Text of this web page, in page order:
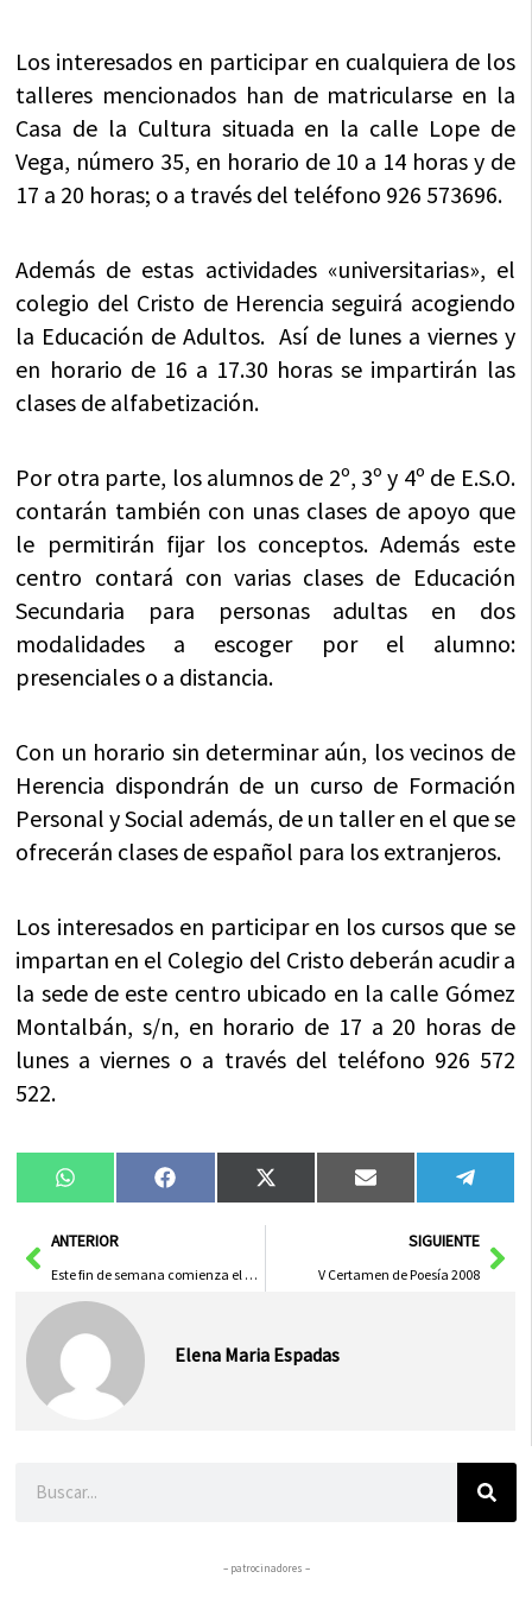
Los interesados en participar en cualquiera de los
talleres mencionados han de matricularse en la
Casa de la Cultura situada en la calle Lope de
Vega, número 35, en horario de 10 a 14 horas y de
17 a 20 horas; o a través del teléfono 926 573696.
Además de estas actividades «universitarias», el
colegio del Cristo de Herencia seguirá acogiendo
la Educación de Adultos. Así de lunes a viernes y
en horario de 16 a 17.30 horas se impartirán las
clases de alfabetización.
Por otra parte, los alumnos de 2º, 3º y 4º de E.S.O.
contarán también con unas clases de apoyo que
le permitirán fijar los conceptos. Además este
centro contará con varias clases de Educación
Secundaria para personas adultas en dos
modalidades a escoger por el alumno:
presenciales o a distancia.
Con un horario sin determinar aún, los vecinos de
Herencia dispondrán de un curso de Formación
Personal y Social además, de un taller en el que se
ofrecerán clases de español para los extranjeros.
Los interesados en participar en los cursos que se
impartan en el Colegio del Cristo deberán acudir a
la sede de este centro ubicado en la calle Gómez
Montalbán, s/n, en horario de 17 a 20 horas de
lunes a viernes o a través del teléfono 926 572
522.
Compartir
en
WhatsAppCompartir
en
FacebookCompartir
en
X
(Twitter)
Compartir
en
Email
en
AntANTERIOR
Este fin de semana comienza el Campeonato Regional de Fútbol Sala Femenino en Herencia
SIGUIENTE
V Certamen de Poesía 2008
Elena Maria Espadas
– patrocinadores –